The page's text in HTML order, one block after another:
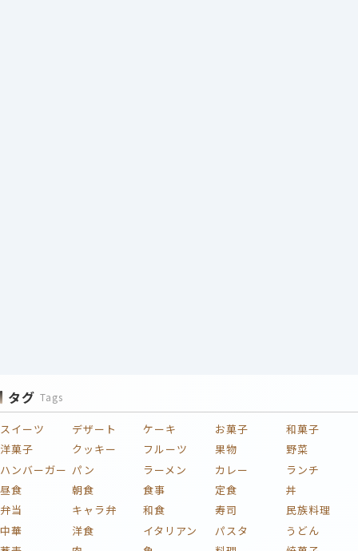
タグ Tags
スイーツ デザート ケーキ お菓子
和菓子
洋菓子
クッキー フルーツ 果物
野菜
ハンバーガー パン ラーメン カレー
ランチ
昼食
朝食 食事 定食
丼
弁当
キャラ弁 和食 寿司
民族料理
中華
洋食 イタリアン パスタ
うどん